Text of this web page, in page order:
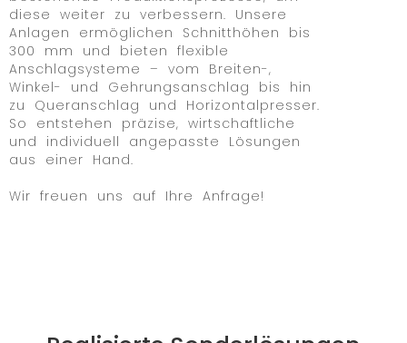
diese weiter zu verbessern. Unsere
Anlagen ermöglichen Schnitthöhen bis
300 mm und bieten flexible
Anschlagsysteme – vom Breiten-,
Winkel- und Gehrungsanschlag bis hin
zu Queranschlag und Horizontalpresser.
So entstehen präzise, wirtschaftliche
und individuell angepasste Lösungen
aus einer Hand.
Wir freuen uns auf Ihre Anfrage!